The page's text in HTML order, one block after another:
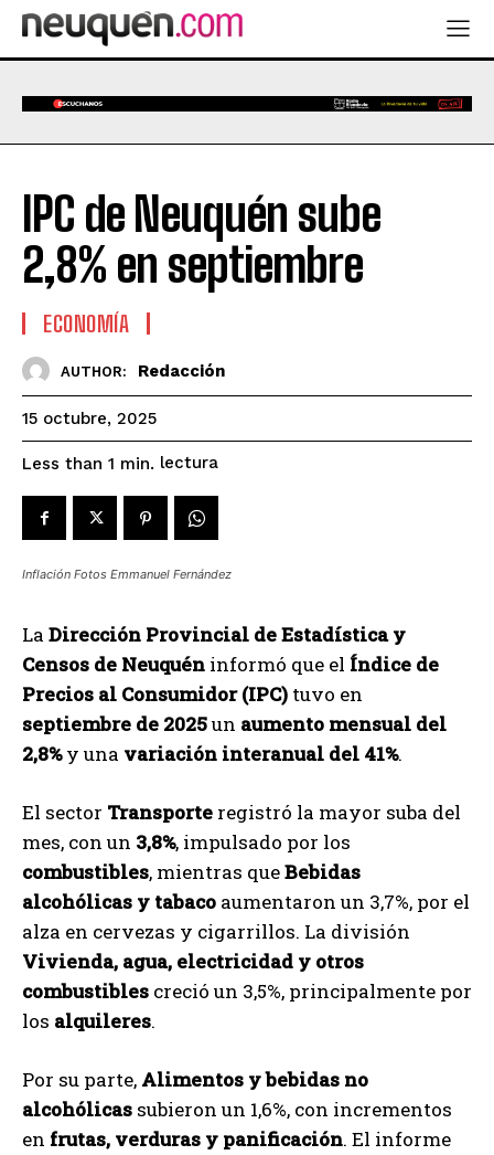
IPC de Neuquén sube
2,8% en septiembre
ECONOMÍA
AUTHOR: Redacción
15 octubre, 2025
Less than 1 min. lectura
Inflación Fotos Emmanuel Fernández
La Dirección Provincial de Estadística y
Censos de Neuquén informó que el Índice de
Precios al Consumidor (IPC) tuvo en
septiembre de 2025un aumento mensual del
2,8%y una variación interanual del 41%.
El sector Transporte registró la mayor suba del
mes, con un 3,8%, impulsado por los
combustibles, mientras queBebidas
alcohólicas y tabaco aumentaron un 3,7%, por el
alza en cervezas y cigarrillos. La división
Vivienda, agua, electricidad y otros
combustibles creció un 3,5%, principalmente por
los alquileres.
Por su parte, Alimentos y bebidas no
alcohólicas subieron un 1,6%, con incrementos
en frutas, verduras y panificación. El informe